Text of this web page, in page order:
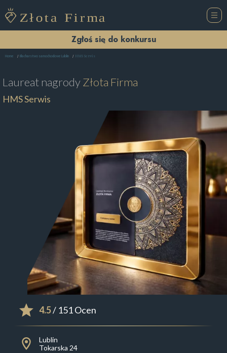
Zgłoś się do konkursu
Home Blacharstwo samochodowe Lublin HMS Serwis
Laureat nagrodyZłota Firma
HMS Serwis
4.5/ 151 Ocen
Lublin
Tokarska 24